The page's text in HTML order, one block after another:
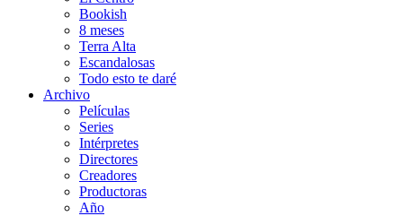
Bookish
8 meses
Terra Alta
Escandalosas
Todo esto te daré
Archivo
Películas
Series
Intérpretes
Directores
Creadores
Productoras
Año